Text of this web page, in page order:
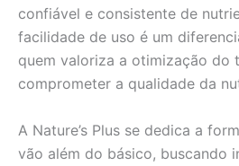
confiável e consistente de
facilidade de uso é um
quem valoriza a otimização do
comprometer a qualidade da
A Nature’s Plus se dedica a
vão além do básico, buscando